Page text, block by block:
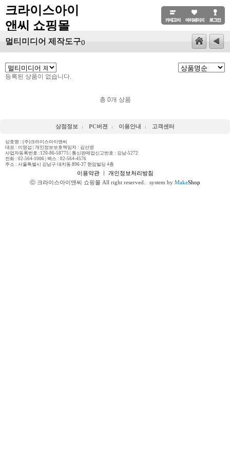
크라이스아이
앤씨 쇼핑몰
멀티미디어 제작도구()
등록된 상품이 없습니다.
총 0개 상품
상점정보 PC버젼 이용안내 고객센터
상호명 : (주)크라이스아이앤씨
대표 : 이영섭 | 개인정보보호책임자 : 김선영
사업자등록번호 :120-86-58775 | 통신판매업신고번호 : 강남-5272
전화 : 02-564-1006 | 팩스 : 02-564-4576
주소 : 서울특별시 강남구 대치동 896-37 현암빌딩 4층
이용약관ㅣ 개인정보처리방침
ⓒ 크라이스아이앤씨 쇼핑몰 All right reserved.
system by MakeShop